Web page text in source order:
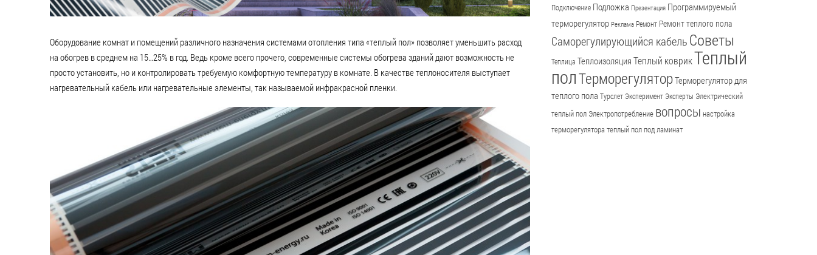
Оборудование комнат и помещений различного назначения системами отопления типа «теплый пол» позволяет уменьшить расход
на обогрев в среднем на 15…25% в год. Ведь кроме всего прочего, современные системы обогрева зданий дают возможность не
просто установить, но и контролировать требуемую комфортную температуру в комнате. В качестве теплоносителя выступает
нагревательный кабель или нагревательные элементы, так называемой инфракрасной пленки.
Подключение Подложка Презентация Программируемый
терморегулятор Реклама Ремонт Ремонт теплого пола
Саморегулирующийся кабель Советы
Теплица Теплоизоляция Теплый коврикТеплый
полТерморегуляторТерморегулятор для
теплого пола Турслет Эксперимент Эксперты Электрический
теплый пол Электропотребление вопросы настройка
терморегуляторатеплый пол под ламинат